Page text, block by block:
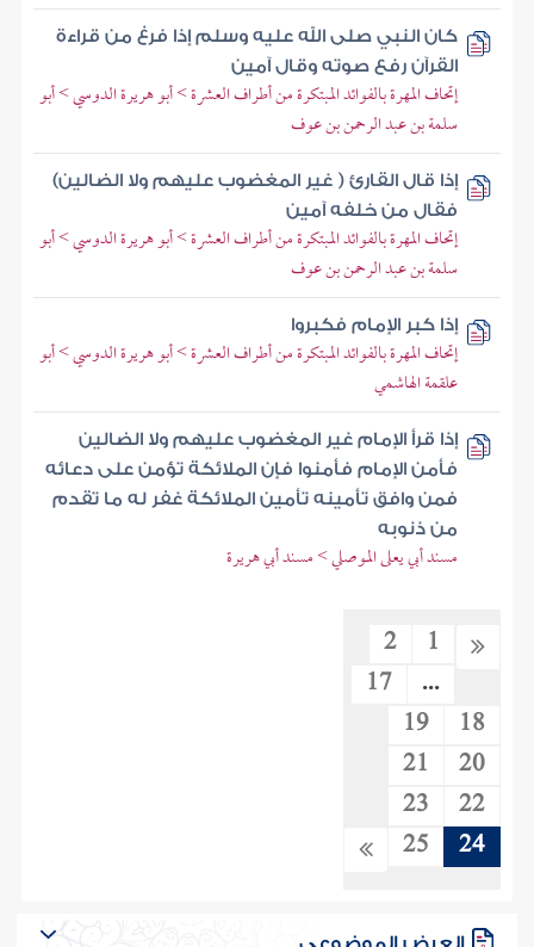
كان النبي صلى الله عليه وسلم إذا فرغ من قراءة
القرآن رفع صوته وقال آمين
إتحاف المهرة بالفوائد المبتكرة من أطراف العشرة > أبو هريرة الدوسي > أبو
سلمة بن عبد الرحمن بن عوف
إذا قال القارئ ( غير المغضوب عليهم ولا الضالين)
فقال من خلفه آمين
إتحاف المهرة بالفوائد المبتكرة من أطراف العشرة > أبو هريرة الدوسي > أبو
سلمة بن عبد الرحمن بن عوف
إذا كبر الإمام فكبروا
إتحاف المهرة بالفوائد المبتكرة من أطراف العشرة > أبو هريرة الدوسي > أبو
علقمة الهاشمي
إذا قرأ الإمام غير المغضوب عليهم ولا الضالين
فأمن الإمام فأمنوا فإن الملائكة تؤمن على دعائه
فمن وافق تأمينه تأمين الملائكة غفر له ما تقدم
من ذنوبه
مسند أبي يعلى الموصلي > مسند أبي هريرة
1
2
...
17
18
19
20
21
22
23
24
25